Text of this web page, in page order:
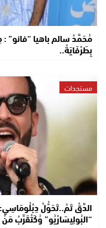
مُحَمَّدْ سالم باهيا “فانو” :
بِطَرْفَايَةْ..
مستجدات
الدَّقْ تَمْ..تَحَوُّلْ
“البُولِيسَارْيُو” وُكَتْقَرَّبْ